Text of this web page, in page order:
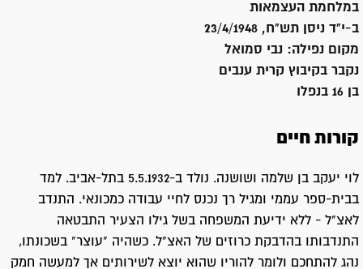
במלחמת העצמאות
ב-י"ד ניסן תש"ח, 23/4/1948
מקום נפילה: נבי סמואל
נקבר בקיבוץ קרית ענבים
בן 16 בנפלו
קורות חיים
לוי יעקב בן שלמה ושושנה. נולד ב-5.5.1932 בתל-אביב. למד
בבית-ספר עממי ומגיל רך נכנס לחיי עבודה כמכונאי. התנדב
לאצ"ל - ללא ידיעת המשפחה בשל גילו הצעיר התבטאה
התנדבותו בהדבקת כרוזים של האצ"ל. כשהיה "עוצר" בשכונתו,
נהג להתחכם ולומר להוריו שהוא יוצא לשירותים אך למעשה חמק